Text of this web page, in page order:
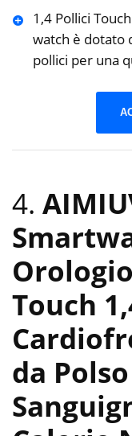
1,4 Pollici
watch è dotato
pollici per una
4.
Touch
da